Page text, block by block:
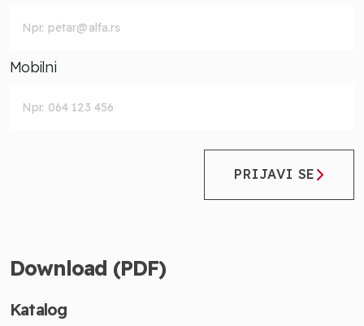
Mobilni
PRIJAVI SE
Download (PDF)
Katalog